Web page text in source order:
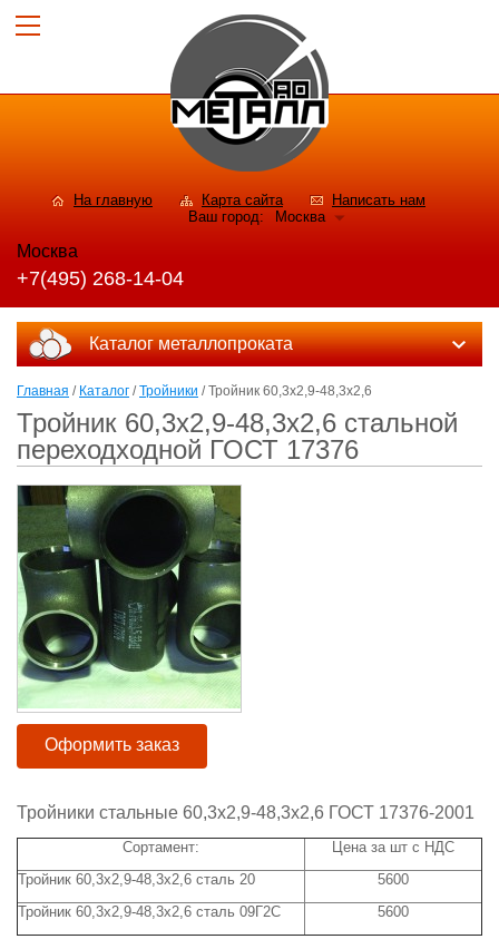
На главную Карта сайта
Написать нам
Ваш город:
Москва
Москва
+7(495) 268-14-04
Каталог металлопроката
Главная / Каталог /Тройники / Тройник 60,3x2,9-48,3x2,6
Тройник 60,3x2,9-48,3x2,6 стальной
переходходной ГОСТ 17376
Оформить заказ
Тройники стальные 60,3x2,9-48,3x2,6 ГОСТ 17376-2001
Сортамент:
Цена за шт с НДС
Тройник 60,3x2,9-48,3х2,6 сталь 20
5600
Тройник 60,3х2,9-48,3х2,6 сталь 09Г2С
5600